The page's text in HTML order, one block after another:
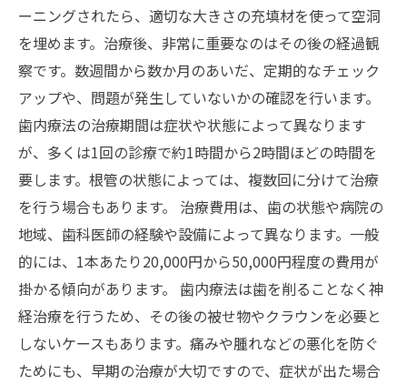
ーニングされたら、適切な大きさの充填材を使って空洞
を埋めます。治療後、非常に重要なのはその後の経過観
察です。数週間から数か月のあいだ、定期的なチェック
アップや、問題が発生していないかの確認を行います。
歯内療法の治療期間は症状や状態によって異なります
が、多くは1回の診療で約1時間から2時間ほどの時間を
要します。根管の状態によっては、複数回に分けて治療
を行う場合もあります。 治療費用は、歯の状態や病院の
地域、歯科医師の経験や設備によって異なります。一般
的には、1本あたり20,000円から50,000円程度の費用が
掛かる傾向があります。 歯内療法は歯を削ることなく神
経治療を行うため、その後の被せ物やクラウンを必要と
しないケースもあります。痛みや腫れなどの悪化を防ぐ
ためにも、早期の治療が大切ですので、症状が出た場合